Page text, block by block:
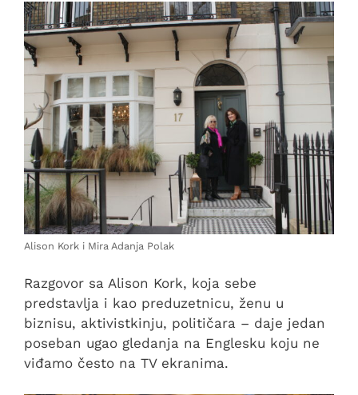
Alison Kork i Mira Adanja Polak
Razgovor sa Alison Kork, koja sebe
predstavlja i kao preduzetnicu, ženu u
biznisu, aktivistkinju, političara – daje jedan
poseban ugao gledanja na Englesku koju ne
viđamo često na TV ekranima.